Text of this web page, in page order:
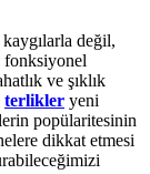
değil,
fonksiyonel
ve şıklık
terlikler yeni
popülaritesinin
dikkat etmesi